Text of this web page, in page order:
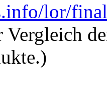
lor/
Vergleich